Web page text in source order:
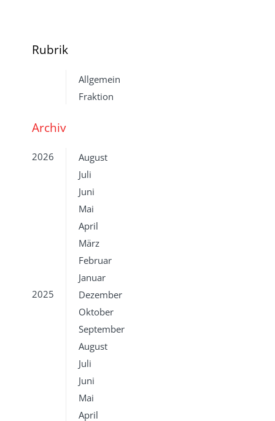
Rubrik
Allgemein
Fraktion
Archiv
2026
August
Juli
Juni
Mai
April
März
Februar
Januar
2025
Dezember
Oktober
September
August
Juli
Juni
Mai
April